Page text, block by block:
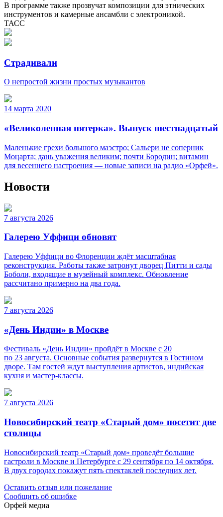
В программе также прозвучат композиции для этнических
инструментов и камерные ансамбли с электроникой.
ТАСС
Страдивали
О непростой жизни простых музыкантов
14 марта 2020
«Великолепная пятерка». Выпуск шестнадцатый
Маленькие грехи большого маэстро; Сальери не соперник
Моцарта; дань уважения великим; почти Бородин; витамин
для весеннего настроения — новые записи на радио «Орфей».
Новости
7 августа 2026
Галерею Уффици обновят
Галерею Уффици во Флоренции ждёт масштабная
реконструкция. Работы также затронут дворец Питти и сады
Боболи, входящие в музейный комплекс. Обновление
рассчитано примерно на два года.
7 августа 2026
«День Индии» в Москве
Фестиваль «День Индии» пройдёт в Москве с 20
по 23 августа. Основные события развернутся в Гостином
дворе. Там гостей ждут выступления артистов, индийская
кухня и мастер-классы.
7 августа 2026
Новосибирский театр «Старый дом» посетит две
столицы
Новосибирский театр «Старый дом» проведёт большие
гастроли в Москве и Петербурге с 29 сентября по 14 октября.
В двух городах покажут пять спектаклей последних лет.
Оставить отзыв или пожелание
Сообщить об ошибке
Орфей медиа